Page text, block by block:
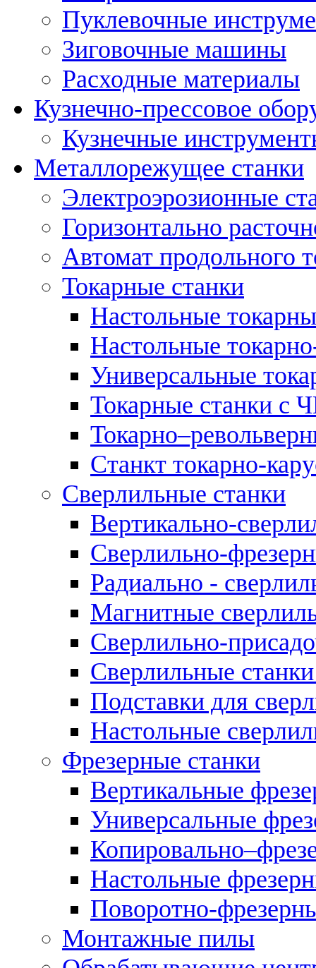
Пуклевочные
Зиговочные машины
Расходные материалы
Кузнечно-прессовое
Кузнечные
Металлорежущее станки
Электроэрозионные
Горизонтально
Автомат продольного
Токарные станки
Настольные
Настольные
Универсальные
Токарные станки с
Станкт токарно-
Сверлильные станки
Вертикально-
Сверлильно-
Радиально -
Магнитные
Сверлильно-
Сверлильные
Подставки для
Настольные
Фрезерные станки
Вертикальные
Универсальные
Настольные
Поворотно-
Монтажные пилы